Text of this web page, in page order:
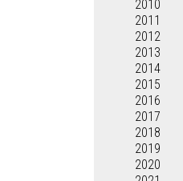
2010
2011
2012
2013
2014
2015
2016
2017
2018
2019
2020